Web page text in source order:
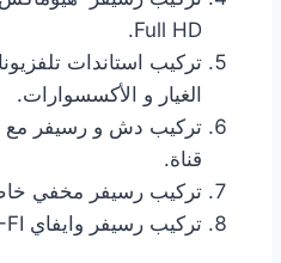
Full HD.
تركيب استاندات
الغيار و الأكسسوارات.
قناة.
تركيب رسيفر مخفي خاص
تركيب رسيفر وايفاي WI-FI بدقةعالية.